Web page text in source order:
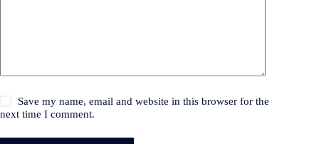
Save my name, email and website in this browser for the
next time I comment.